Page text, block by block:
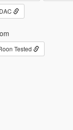
Tested